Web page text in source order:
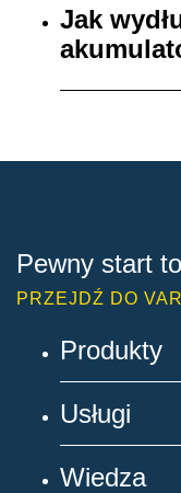
Jak
Pewny start
PRZEJDŹ DO
Produkty
Usługi
Wiedza